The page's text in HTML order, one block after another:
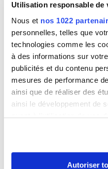
Utilisation responsable de
Nous et nos 1022
personnelles, telles que
technologies comme les
à des informations sur
publicités et du contenu
mesures de performance
ainsi que de réaliser des
ainsi le développement de
quant à l'utilisation de vos
moment en consultant la
ou en cliquant sur l'icône
Autoriser
Enseignement Licence
Semestres impairs
JYFLB11 : FLE LANSAD B1
JYFLB21 : FLE LANSAD B2
JYFLC11 : FLE LANSAD C1
Semestres pairs
JZFLB11 B1
JZFLB21 B2
JZFLC11 C1
Enseignements Master